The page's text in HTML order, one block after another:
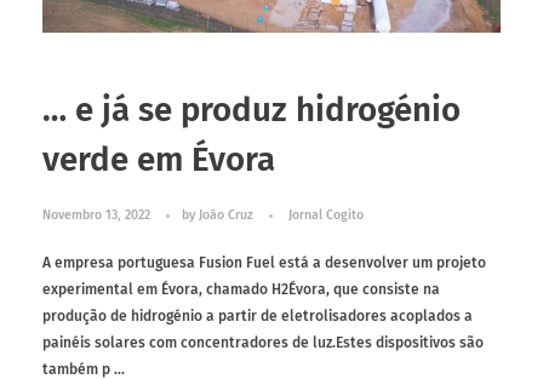
… e já se produz hidrogénio
verde em Évora
Novembro 13, 2022 by João Cruz Jornal Cogito
A empresa portuguesa Fusion Fuel está a desenvolver um projeto
experimental em Évora, chamado H2Évora, que consiste na
produção de hidrogénio a partir de eletrolisadores acoplados a
painéis solares com concentradores de luz.Estes dispositivos são
também p ...